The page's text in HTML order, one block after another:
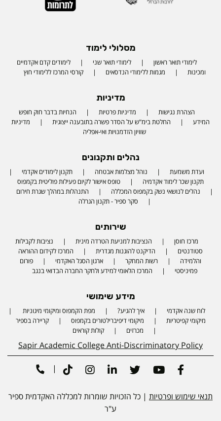
מסלולי לימוד
לימודי תואר ראשון לימודי תואר שני
לימודים קדם אקדמיים
ומכינות
מגמות ללימודי הנדסאים קורסי המרכז ללימודי חוץ
מדיניות
הצהרת נגישות מדיניות פרטיות
הנחיות בדבר חוק חופש
המידע
החלטת בימ"ש על הסדר פשרה בתובענה ייצוגית
מדיניות
שוויון הזדמנויות ואי-אפליה
נהלים ותקנונים
ועדת משמעת נוהל מצלמות אבטחה
תקנון לימודים אקדמי
תקנון שכר לימוד אקדמיה
טופס אישור לקיום פעילות פוליטית בקמפוס
נהלים לנושאי נשק בקמפוס המכללה
התנהלות במהלך שגרת חירום
סקר ספיר - תקנון הגרלה
שירותים
מרכז חוסן הנציבות למניעת הטרדה מינית
נציבות לקבילות
סטודנטים
הדיקנט להוגנות מגדרית
המרכז לקידום ההוראה
והלמידה
רשות המחקר ארגון הסגל האקדמי
פורום
פמיניסטי
המרכז הלאומי למידע ולחקר החברה הבדואי בנגב
מידע שימושי
לוח שנה אקדמי איך להגיע?
מפת הקמפוס ומיקומי מיגוניות
מיקומי קפיטריות
מיקומי דיפיברילטורים בקמפוס
קריירה בספיר
מכרזים
קולות קוראים
Sapir Academic College Anti-Discriminatory Policy
תנאי שימוש ופרטיות | כל הזכויות שומרות למכללה האקדמית ספיר
ע"ר
Facebook
Youtube
Twitter
Linkedin
Instagram
Tiktok
|
Phone number